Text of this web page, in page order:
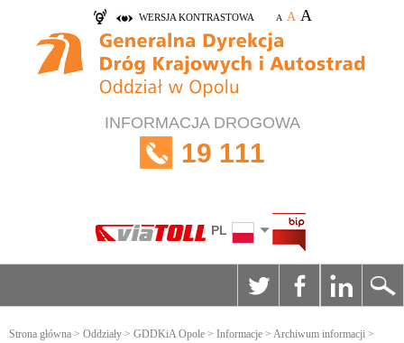
WERSJA KONTRASTOWA A A A
INFORMACJA DROGOWA
19 111
PL
Strona główna > Oddziały > GDDKiA Opole > Informacje > Archiwum informacji >